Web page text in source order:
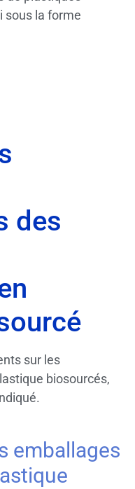
sous la forme
des
sur les
biosourcés,
emballages